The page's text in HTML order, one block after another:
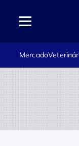
Mercado